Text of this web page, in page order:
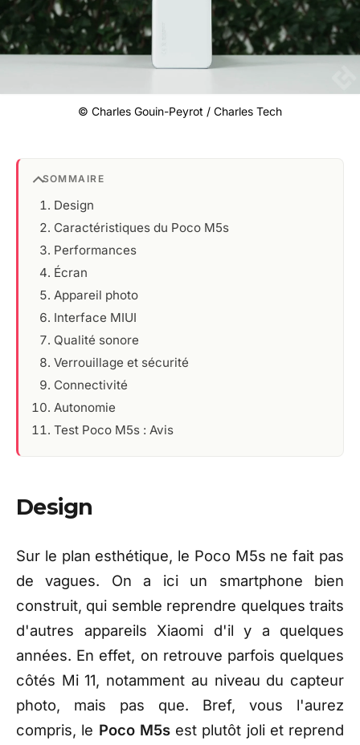
© Charles Gouin-Peyrot / Charles Tech
SOMMAIRE
Design
Caractéristiques du Poco M5s
Performances
Écran
Appareil photo
Interface MIUI
Qualité sonore
Verrouillage et sécurité
Connectivité
Autonomie
Test Poco M5s : Avis
Design
Sur le plan esthétique, le Poco M5s ne fait pas
de vagues. On a ici un smartphone bien
construit, qui semble reprendre quelques traits
d'autres appareils Xiaomi d'il y a quelques
années. En effet, on retrouve parfois quelques
côtés Mi 11, notamment au niveau du capteur
photo, mais pas que. Bref, vous l'aurez
compris, le Poco M5sest plutôt joli et reprend